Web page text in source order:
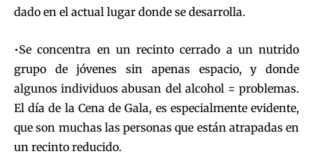
dado en el actual lugar donde se desarrolla.
•Se concentra en un recinto cerrado a un nutrido
grupo de jóvenes sin apenas espacio, y donde
algunos individuos abusan del alcohol = problemas.
El día de la Cena de Gala, es especialmente evidente,
que son muchas las personas que están atrapadas en
un recinto reducido.